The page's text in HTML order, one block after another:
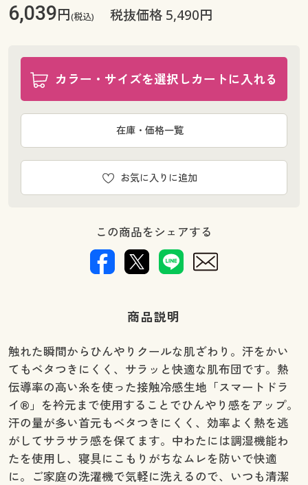
6,039円(税込) 税抜価格 5,490円
カラー・サイズを選択しカートに入れる
お気に入りに追加
在庫・価格一覧
この商品をシェアする
商品説明
触れた瞬間からひんやりクールな肌ざわり。汗をかい
てもベタつきにくく、サラッと快適な肌布団です。熱
伝導率の高い糸を使った接触冷感生地「スマートドラ
イ®」を衿元まで使用することでひんやり感をアップ。
汗の量が多い首元もベタつきにくく、効率よく熱を逃
がしてサラサラ感を保てます。中わたには調湿機能わ
たを使用し、寝具にこもりがちなムレを防いで快適
に。ご家庭の洗濯機で気軽に洗えるので、いつも清潔